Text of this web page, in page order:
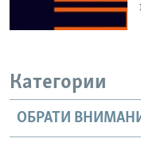
Категории
ОБРАТИ